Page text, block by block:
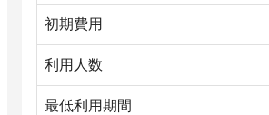
初期費用
利用人数
最低利用期間